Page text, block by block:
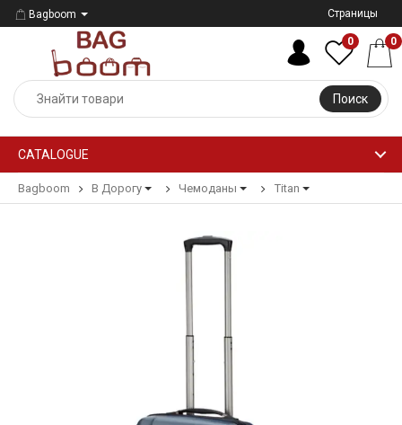
Bagboom Страницы
Поиск
0 0
CATALOGUE
Bagboom В Дорогу Чемоданы Titan